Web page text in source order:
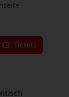
Tickets